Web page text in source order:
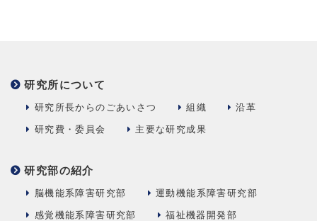
研究所について
研究所長からのごあいさつ 組織 沿革
研究費・委員会 主要な研究成果
研究部の紹介
脳機能系障害研究部 運動機能系障害研究部
感覚機能系障害研究部 福祉機器開発部